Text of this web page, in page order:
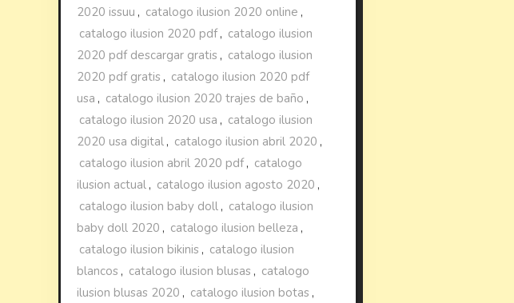
2020 issuu , catalogo ilusion 2020 online ,
catalogo ilusion 2020 pdf, catalogo ilusion
2020 pdf descargar gratis , catalogo ilusion
2020 pdf gratis , catalogo ilusion 2020 pdf
usa , catalogo ilusion 2020 trajes de baño ,
catalogo ilusion 2020 usa , catalogo ilusion
2020 usa digital , catalogo ilusion abril 2020 ,
catalogo ilusion abril 2020 pdf, catalogo
ilusion actual , catalogo ilusion agosto 2020 ,
catalogo ilusion baby doll , catalogo ilusion
baby doll 2020 , catalogo ilusion belleza ,
catalogo ilusion bikinis , catalogo ilusion
blancos , catalogo ilusion blusas , catalogo
ilusion blusas 2020 , catalogo ilusion botas ,